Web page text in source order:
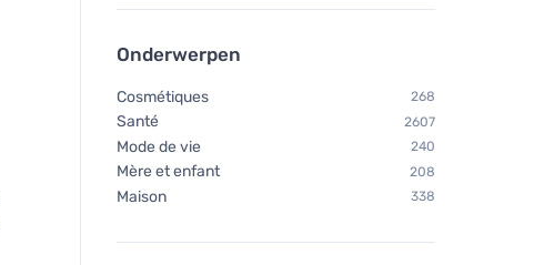
Onderwerpen
Cosmétiques 268
Santé 2607
Mode de vie 240
Mère et enfant 208
Maison 338